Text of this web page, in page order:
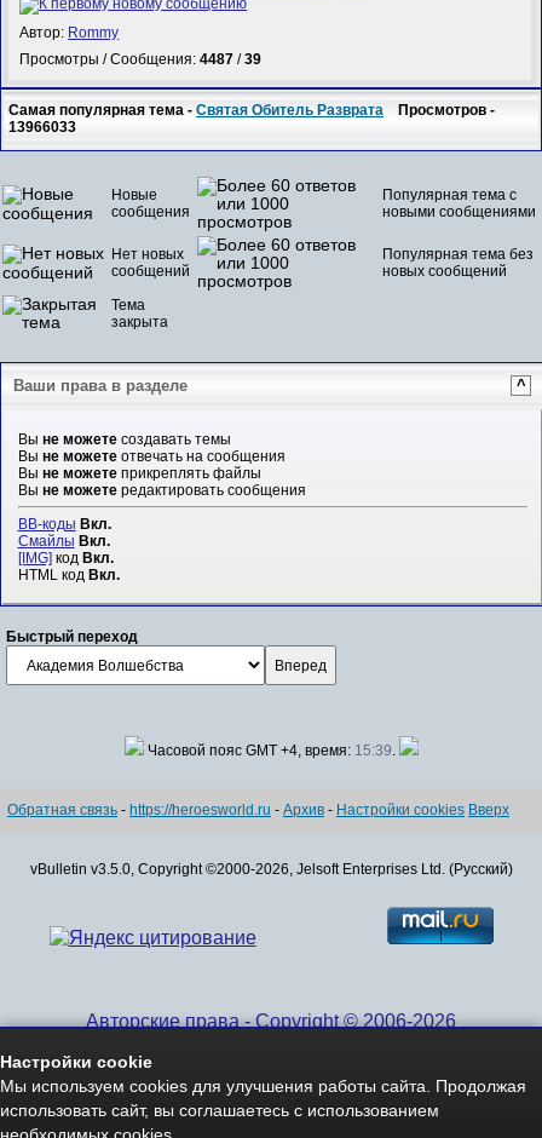
Автор: Rommy
Просмотры / Сообщения:4487 /39
Самая популярная тема -Святая Обитель Разврата Просмотров -
13966033
Новые
сообщения
Популярная тема с
новыми сообщениями
Нет новых
сообщений
Популярная тема без
новых сообщений
Тема
закрыта
Ваши права в разделе ^
Вы не можетесоздавать темы
Вы не можетеотвечать на сообщения
Вы не можетеприкреплять файлы
Вы не можетередактировать сообщения
BB-коды Вкл.
Смайлы Вкл.
[IMG]код Вкл.
HTML код Вкл.
Быстрый переход
Часовой пояс GMT +4, время: 15:39.
Обратная связь - https://heroesworld.ru - Архив - Настройки cookies Вверх
vBulletin v3.5.0, Copyright ©2000-2026, Jelsoft Enterprises Ltd. (Русский)
Авторские права - Copyright © 2006-2026
Настройки cookie
Мы используем cookies для улучшения работы сайта. Продолжая
использовать сайт, вы соглашаетесь с использованием
необходимых cookies.